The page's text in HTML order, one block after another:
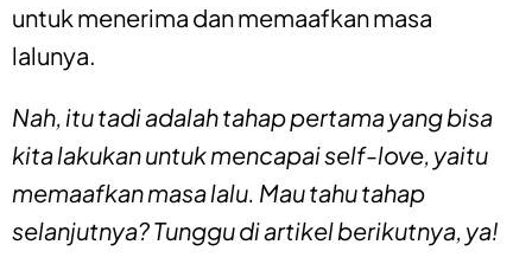
untuk menerima dan memaafkan masa
lalunya.
Nah, itu tadi adalah tahap pertama yang bisa
kita lakukan untuk mencapaiself-love, yaitu
memaafkan masa lalu. Mau tahu tahap
selanjutnya? Tunggu di artikel berikutnya, ya!